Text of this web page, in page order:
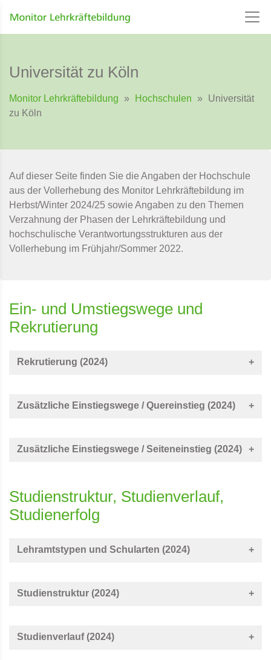
Universität zu Köln
Monitor Lehrkräftebildung » Hochschulen »
Universität
zu Köln
Auf dieser Seite finden Sie die Angaben der Hochschule
aus der Vollerhebung des Monitor Lehrkräftebildung im
Herbst/Winter 2024/25 sowie Angaben zu den Themen
Verzahnung der Phasen der Lehrkräftebildung und
hochschulische Verantwortungsstrukturen aus der
Vollerhebung im Frühjahr/Sommer 2022.
Ein- und Umstiegswege und
Rekrutierung
Rekrutierung (2024)
Zusätzliche Einstiegswege / Quereinstieg (2024)
Zusätzliche Einstiegswege / Seiteneinstieg (2024)
Studienstruktur, Studienverlauf,
Studienerfolg
Lehramtstypen und Schularten (2024)
Studienstruktur (2024)
Studienverlauf (2024)